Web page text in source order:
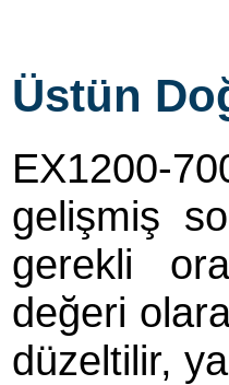
Üstün
EX1200-
gelişmiş
gerekli
değeri
düzeltilir,